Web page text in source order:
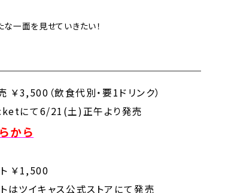
一面を見せていきたい！
￥3,500（飲食代別・要1ドリンク）
にて6/21(土)正午より発売
から
￥1,500
はツイキャス公式ストアにて発売